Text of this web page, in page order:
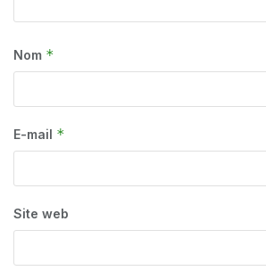
Nom *
E-mail *
Site web